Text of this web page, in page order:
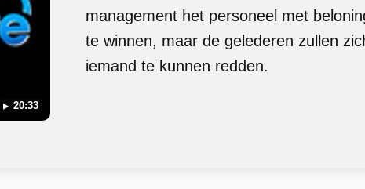
20:33
management het personeel met
te winnen, maar de gelederen zullen
iemand te kunnen redden.